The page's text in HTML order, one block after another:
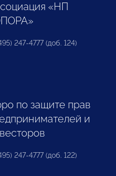
«НП
247-4777 (доб. 124)
по защите прав
и
247-4777 (доб. 122)